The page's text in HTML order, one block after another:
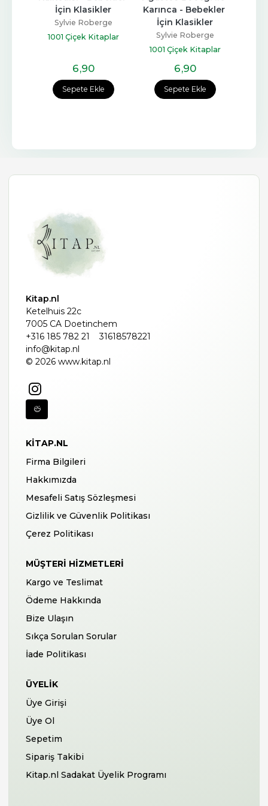
Sepete Ekle
Karınca - Bebekler
İçin Klasikler
Sylvie Roberge
6,90
Sepete Ekle
Bebekler İçin
Klasikler
Sylvie Roberge
1001 Çiçek Kitaplar
6,90
Kitap.nl
Ketelhuis 22c
7005 CA Doetinchem
+316 185 782 21
31618578221
info@kitap.nl
© 2026 www.kitap.nl
KITAP.NL
Firma Bilgileri
Hakkımızda
Mesafeli Satış Sözleşmesi
Gizlilik ve Güvenlik Politikası
Çerez Politikası
MÜŞTERI HIZMETLERI
Kargo ve Teslimat
Ödeme Hakkında
Bize Ulaşın
Sıkça Sorulan Sorular
İade Politikası
ÜYELIK
Üye Girişi
Üye Ol
Sepetim
Sipariş Takibi
Kitap.nl Sadakat Üyelik Programı